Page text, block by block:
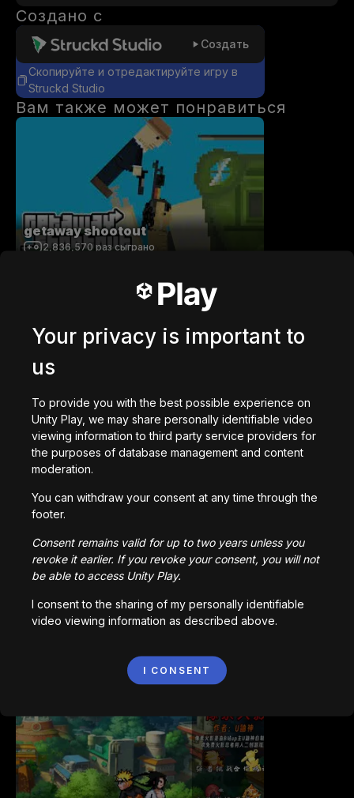
Создано с
Создать
Скопируйте и отредактируйте игру в
Struckd Studio
Вам также может понравиться
getaway shootout
2,836,570 раз сыграно
Station Saturn
Bored Ape || Head Volley
992,220 раз сыграно
раз сыграно
Your privacy is important to
us
To provide you with the best possible experience on
Unity Play, we may share personally identifiable video
viewing information to third party service providers for
the purposes of database management and content
moderation.
You can withdraw your consent at any time through the
footer.
Consent remains valid for up to two years unless you
revoke it earlier. If you revoke your consent, you will not
be able to access Unity Play.
I consent to the sharing of my personally identifiable
video viewing information as described above.
I CONSENT